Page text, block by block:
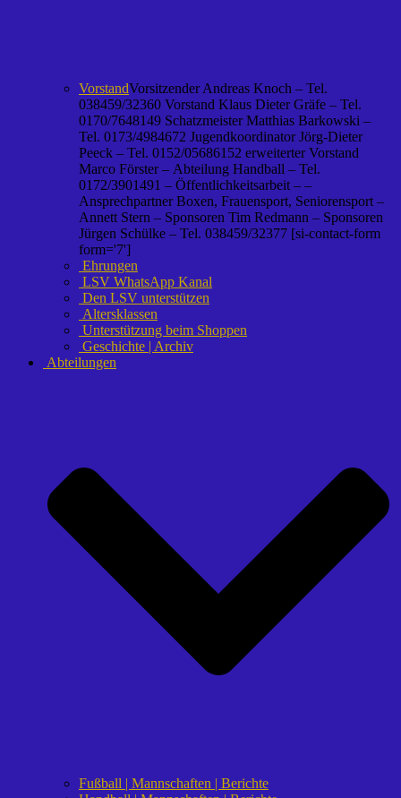
VorstandVorsitzender Andreas Knoch – Tel.
038459/32360 Vorstand Klaus Dieter Gräfe – Tel.
0170/7648149 Schatzmeister Matthias Barkowski –
Tel. 0173/4984672 Jugendkoordinator Jörg-Dieter
Peeck – Tel. 0152/05686152 erweiterter Vorstand
Marco Förster – Abteilung Handball – Tel.
0172/3901491 – Öffentlichkeitsarbeit – –
Ansprechpartner Boxen, Frauensport, Seniorensport –
Annett Stern – Sponsoren Tim Redmann – Sponsoren
Jürgen Schülke – Tel. 038459/32377 [si-contact-form
form='7']
Ehrungen
LSV WhatsApp Kanal
Den LSV unterstützen
Altersklassen
Unterstützung beim Shoppen
Geschichte | Archiv
Abteilungen
Fußball | Mannschaften | Berichte